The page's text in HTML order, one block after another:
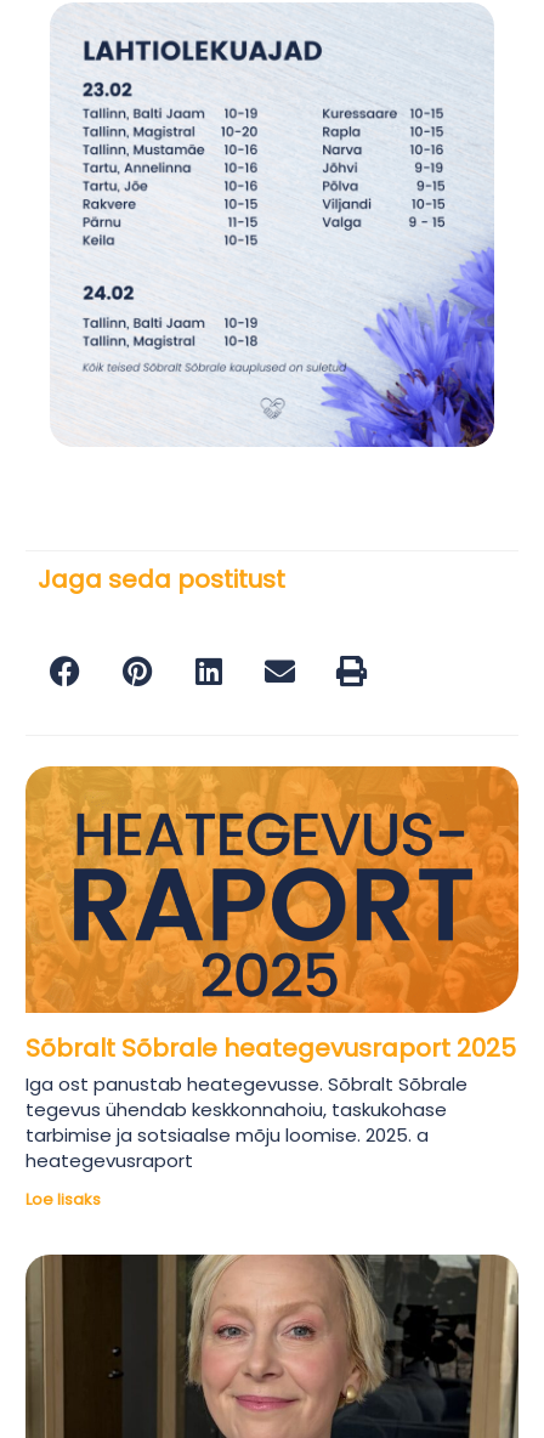
Jaga seda postitust
Sõbralt Sõbrale heategevusraport 2025
Iga ost panustab heategevusse. Sõbralt Sõbrale
tegevus ühendab keskkonnahoiu, taskukohase
tarbimise ja sotsiaalse mõju loomise. 2025. a
heategevusraport
Loe lisaks